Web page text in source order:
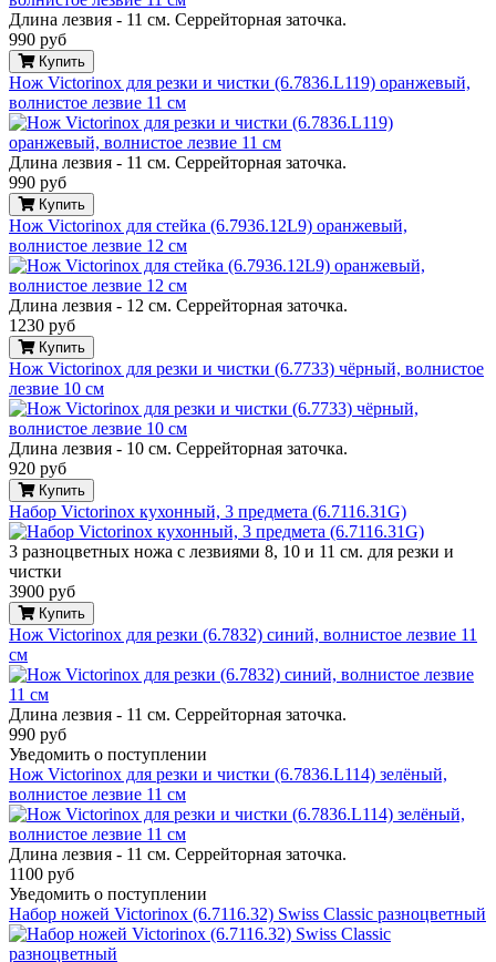
Длина лезвия - 11 см. Серрейторная заточка.
990 руб
Купить
Нож Victorinox для резки и чистки (6.7836.L119) оранжевый,
волнистое лезвие 11 см
Длина лезвия - 11 см. Серрейторная заточка.
990 руб
Купить
Нож Victorinox для стейка (6.7936.12L9) оранжевый,
волнистое лезвие 12 см
Длина лезвия - 12 см. Серрейторная заточка.
1230 руб
Купить
Нож Victorinox для резки и чистки (6.7733) чёрный, волнистое
лезвие 10 см
Длина лезвия - 10 см. Серрейторная заточка.
920 руб
Купить
Набор Victorinox кухонный, 3 предмета (6.7116.31G)
3 разноцветных ножа с лезвиями 8, 10 и 11 см. для резки и
чистки
3900 руб
Купить
Нож Victorinox для резки (6.7832) синий, волнистое лезвие 11
см
Длина лезвия - 11 см. Серрейторная заточка.
990 руб
Уведомить о поступлении
Нож Victorinox для резки и чистки (6.7836.L114) зелёный,
волнистое лезвие 11 см
Длина лезвия - 11 см. Серрейторная заточка.
1100 руб
Уведомить о поступлении
Набор ножей Victorinox (6.7116.32) Swiss Classic разноцветный